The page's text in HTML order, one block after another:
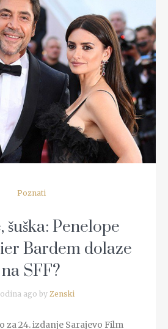
READ MORE
Poznati
šuška: Penelope
Bardem dolaze
na SFF?
ago by Zenski
za 24. izdanje Sarajevo Film